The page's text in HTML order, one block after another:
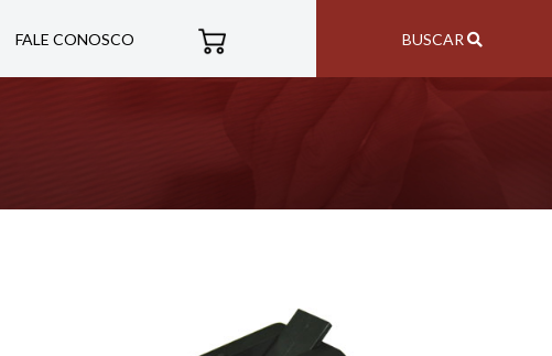
FALE CONOSCO BUSCAR